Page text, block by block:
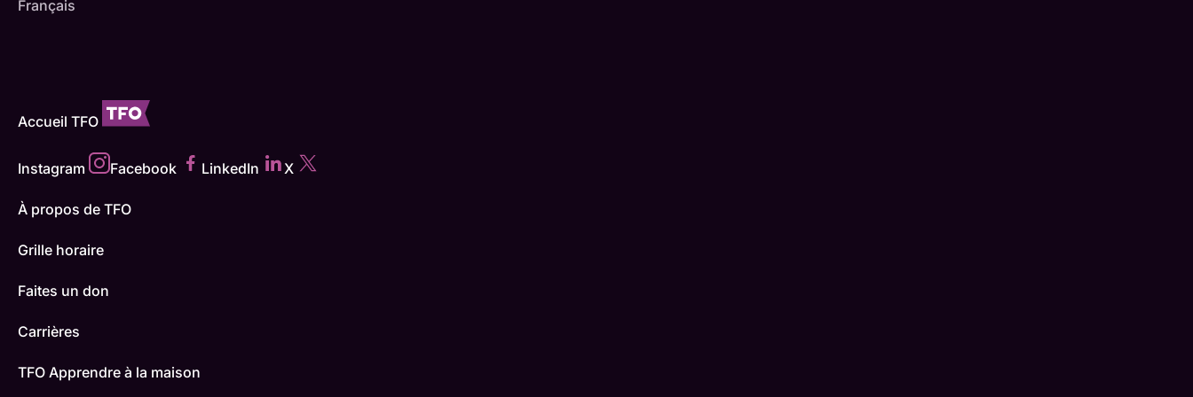
Français
Accueil TFO
Instagram Facebook LinkedIn X
À propos de TFO
Grille horaire
Faites un don
Carrières
TFO Apprendre à la maison